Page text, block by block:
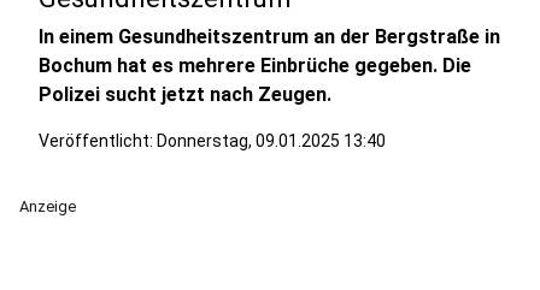
In einem Gesundheitszentrum an der Bergstraße in
Bochum hat es mehrere Einbrüche gegeben. Die
Polizei sucht jetzt nach Zeugen.
Veröffentlicht: Donnerstag, 09.01.2025 13:40
Anzeige